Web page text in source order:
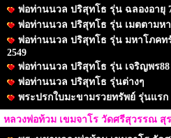
พ่อท่านนวล ปริสุทโธ รุ่น ฉลองอายุ
พ่อท่านนวล ปริสุทโธ รุ่น เมตตามหา
พ่อท่านนวล ปริสุทโธ รุ่น มหาโภคท
2549
พ่อท่านนวล ปริสุทโธ รุ่น เจริญพร88
พ่อท่านนวล ปริสุทโธ รุ่นต่างๆ
พระปรกใบมะขามรวยทรัพย์ รุ่นแรก
หลวงพ่อท้วม เขมจาโร วัดศรีสุวรรณ สุ